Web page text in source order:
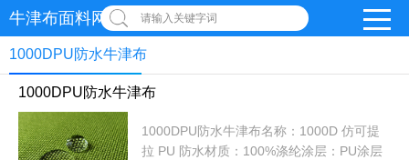
牛津布面料网 请输入关键字词
1000DPU防水牛津布
1000DPU防水牛津布
1000DPU防水牛津布名称：1000D 仿可提
拉 PU 防水材质：100%涤纶涂层：PU涂层